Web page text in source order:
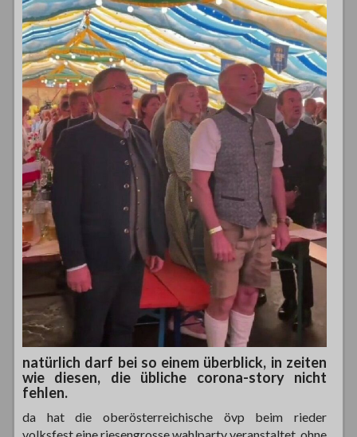
natürlich darf bei so einem überblick, in zeiten
wie diesen, die übliche corona-storynicht
fehlen.
da hat die oberösterreichische övp beim rieder